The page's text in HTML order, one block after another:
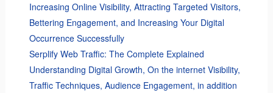
Increasing Online Visibility, Attracting Targeted Visitors,
Bettering Engagement, and Increasing Your Digital
Occurrence Successfully
Serplify Web Traffic: The Complete Explained
Understanding Digital Growth, On the internet Visibility,
Traffic Techniques, Audience Engagement, in addition